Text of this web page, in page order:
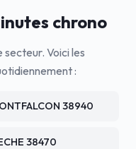
chrono
Voici les
:
38940
38470